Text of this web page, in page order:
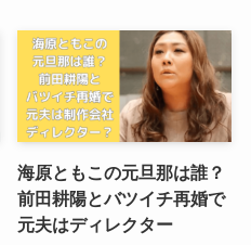
海原ともこの元旦那は誰？
前田耕陽とバツイチ再婚で
元夫はディレクター